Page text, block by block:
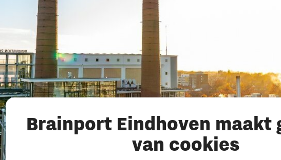
Brainport Eindhoven maakt
van cookies